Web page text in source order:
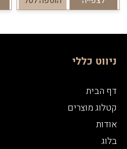
ניווט כללי
דף הבית
קטלוג מוצרים
אודות
בלוג